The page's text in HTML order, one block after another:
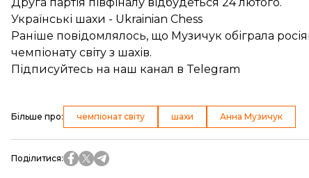
Українські шахи - Ukrainian Chess
Раніше повідомлялось, що Музичук обіграла
чемпіонату світу з шахів.
Підписуйтесь на наш канал в Telegram
Більше про: чемпіонат світу шахи Анна Музичук
Поділитися: